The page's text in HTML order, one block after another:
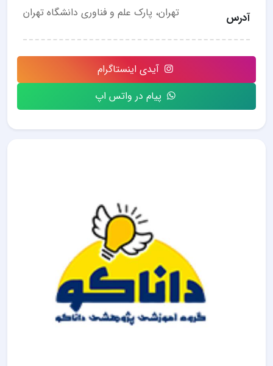
آدرس تهران، پارک علم و فناوری دانشگاه تهران
آیدی اینستاگرام
پیام در واتس اپ